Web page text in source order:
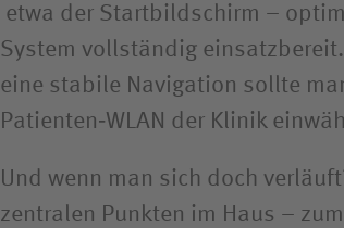
etwa der Startbildschirm –
System vollständig
eine stabile Navigation sollte
Patienten‑WLAN der Klinik
Und wenn man sich doch
zentralen Punkten im Haus –